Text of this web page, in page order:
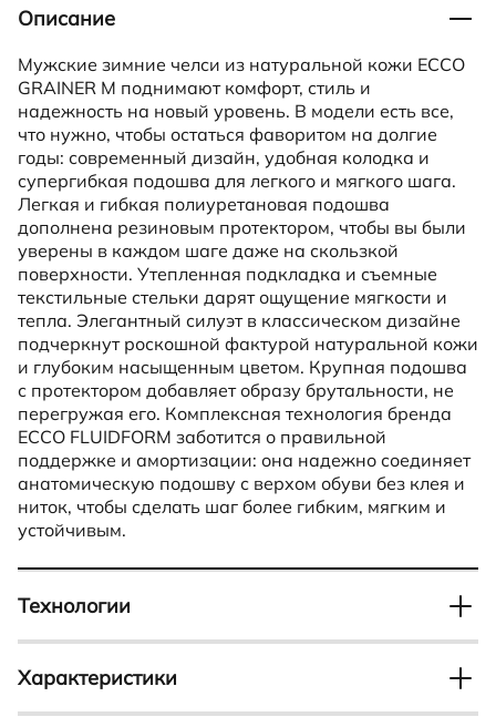
Описание
Мужские зимние челси из натуральной кожи ECCO
GRAINER M поднимают комфорт, стиль и
надежность на новый уровень. В модели есть все,
что нужно, чтобы остаться фаворитом на долгие
годы: современный дизайн, удобная колодка и
супергибкая подошва для легкого и мягкого шага.
Легкая и гибкая полиуретановая подошва
дополнена резиновым протектором, чтобы вы были
уверены в каждом шаге даже на скользкой
поверхности. Утепленная подкладка и съемные
текстильные стельки дарят ощущение мягкости и
тепла. Элегантный силуэт в классическом дизайне
подчеркнут роскошной фактурой натуральной кожи
и глубоким насыщенным цветом. Крупная подошва
с протектором добавляет образу брутальности, не
перегружая его. Комплексная технология бренда
ECCO FLUIDFORM заботится о правильной
поддержке и амортизации: она надежно соединяет
анатомическую подошву с верхом обуви без клея и
ниток, чтобы сделать шаг более гибким, мягким и
устойчивым.
Технологии
FLUIDFORM
Отвечает за прочное и герметичное соединение
верха с подошвой, а также создает удобную
Характеристики